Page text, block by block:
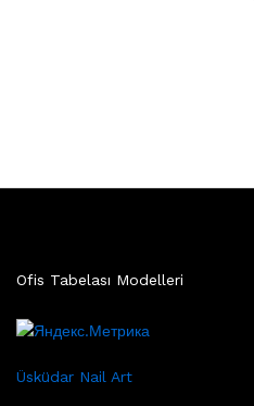
Ofis Tabelası Modelleri
Üsküdar Nail Art